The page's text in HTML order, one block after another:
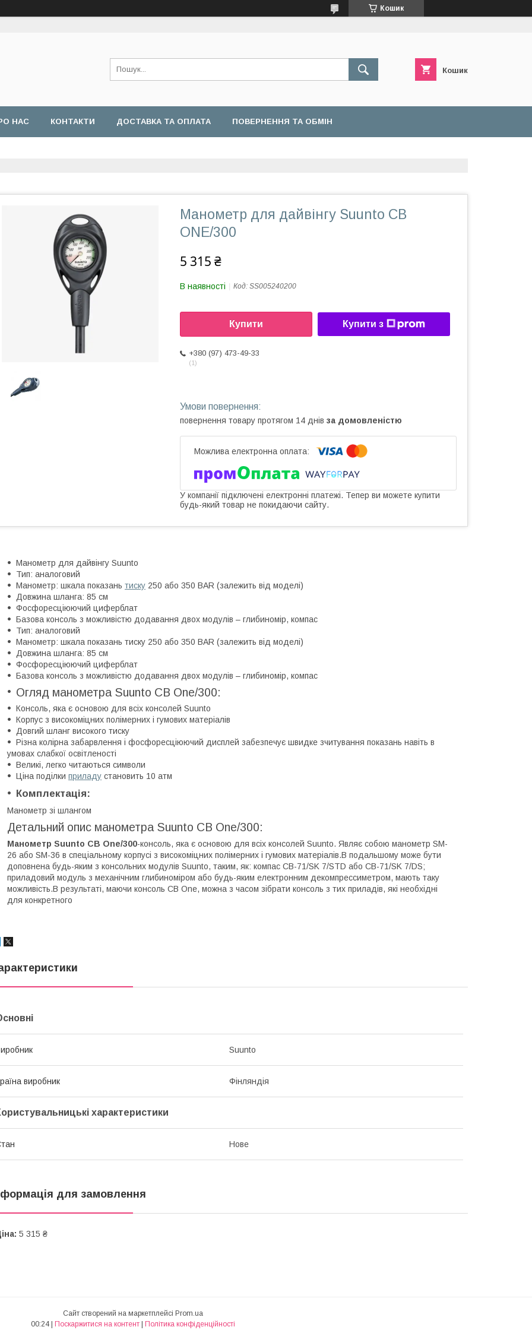
Кошик
Кошик
НАС КОНТАКТИ ДОСТАВКА ТА ОПЛАТА ПОВЕРНЕННЯ ТА ОБМІН
Манометр для дайвінгу Suunto CB
ONE/300
5 315 ₴
В наявності Код: SS005240200
Купити Купити з
+380 (97) 473-49-33
1
повернення товару протягом 14 днів за домовленістю
У компанії підключені електронні платежі. Тепер ви можете купити
будь-який товар не покидаючи сайту.
Манометр для дайвінгу Suunto
Тип: аналоговий
Манометр: шкала показань тиску 250 або 350 BAR (залежить від моделі)
Довжина шланга: 85 см
Фосфоресціюючий циферблат
Базова консоль з можливістю додавання двох модулів – глибиномір, компас
Тип: аналоговий
Манометр: шкала показань тиску 250 або 350 BAR (залежить від моделі)
Довжина шланга: 85 см
Фосфоресціюючий циферблат
Базова консоль з можливістю додавання двох модулів – глибиномір, компас
Огляд манометра Suunto CB One/300:
Консоль, яка є основою для всіх консолей Suunto
Корпус з високоміцних полімерних і гумових матеріалів
Довгий шланг високого тиску
Різна колірна забарвлення і фосфоресціюючий дисплей забезпечує швидке зчитування показань навіть в
умовах слабкої освітленості
Великі, легко читаються символи
Ціна поділки приладу становить 10 атм
Комплектація:
Манометр зі шлангом
Детальний опис манометра Suunto CB One/300:
Манометр Suunto CB One/300-консоль, яка є основою для всіх консолей Suunto. Являє собою манометр SM-
26 або SM-36 в спеціальному корпусі з високоміцних полімерних і гумових матеріалів.В подальшому може бути
доповнена будь-яким з консольних модулів Suunto, таким, як: компас CB-71/SK 7/STD або CB-71/SK 7/DS;
приладовий модуль з механічним глибиноміром або будь-яким електронним декомпрессиметром, мають таку
можливість.В результаті, маючи консоль CB One, можна з часом зібрати консоль з тих приладів, які необхідні
для конкретного
Suunto
виробник Фінляндія
характеристики
Нове
для замовлення
5 315 ₴
Сайт створений на маркетплейсі Prom.ua
Поскаржитися на контент Політика конфіденційності